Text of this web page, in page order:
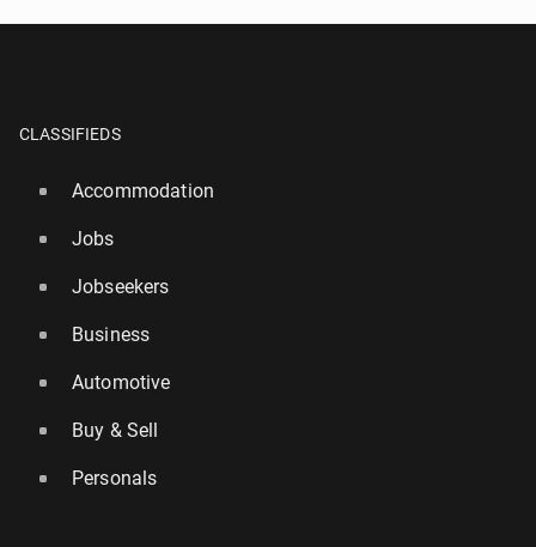
CLASSIFIEDS
Accommodation
Jobs
Jobseekers
Business
Automotive
Buy & Sell
Personals